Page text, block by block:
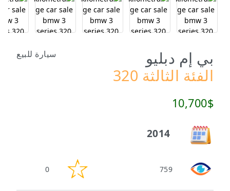
بي إم دبليو سيارة للبيع
الفئة الثالثة 320
10,700$
2014
759
0